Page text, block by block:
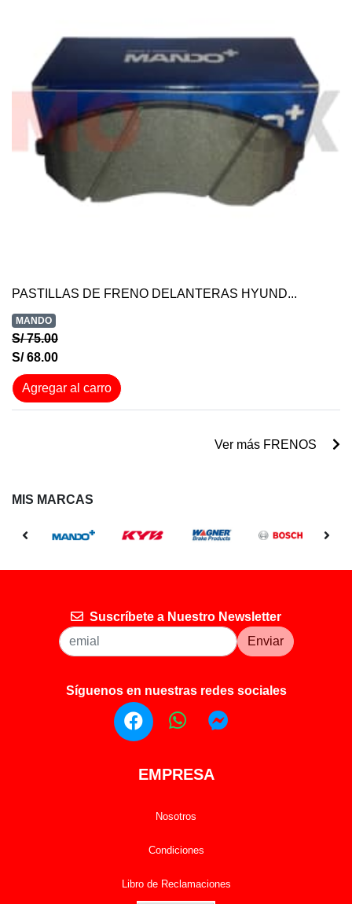
PASTILLAS DE FRENO DELANTERAS HYUND...
MANDO
S/ 75.00
S/ 68.00
Agregar al carro
Ver más FRENOS
MIS MARCAS
Suscríbete a Nuestro Newsletter
Enviar
Síguenos en nuestras redes sociales
EMPRESA
Nosotros
Condiciones
Libro de Reclamaciones